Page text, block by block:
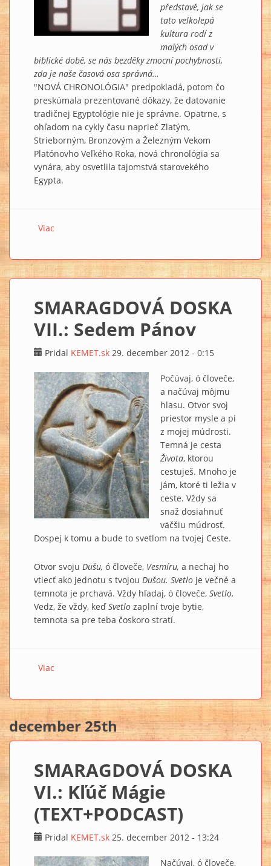
představě, jak se
tato velkolepá
kultura rodí z
malých osad v
biblické době, se nás bezděky zmocní pochybnosti,
zda je naše časová osa správná…
"NOVÁ CHRONOLÓGIA" predpokladá, potom čo
preskúmala prezentované dôkazy, že datovanie
tradičnej Egyptológie nie je správne. Opatrne, s
ohľadom na cykly času naprieč Zlatým,
Strieborným, Bronzovým a Železným Vekom
Platónovho Veľkého Roka, nová chronológia sa
vynára, aby osvetlila tajomstvá starovekého
Egypta.
Viac
SMARAGDOVÁ DOSKA
VII.: Sedem Pánov
Pridal KEMET.sk 29. december 2012 - 0:15
Počúvaj, ó človeče,
a načúvaj môjmu
hlasu. Otvor svoj
priestor mysle a pi
z mojej múdrosti.
Temná je cesta
Života, ktorou
cestuješ. Mnoho je
jám, ktoré ti ležia v
ceste. Vždy sa
snaž dosiahnuť
väčšiu múdrosť.
Dospej k tomu a bude to svetlom na tvojej Ceste.
Otvor svoju Dušu, ó človeče, Vesmíru, a nechaj ho
vtiecť ako jednotu s tvojou Dušou. Svetlo je večné a
temnota je prchavá. Vždy hľadaj, ó človeče, Svetlo.
Vedz, že vždy, keďSvetlo zaplní tvoje bytie,
temnota sa pre teba čoskoro stratí.
Viac
december 25th
SMARAGDOVÁ DOSKA
VI.: Kľúč Mágie
(TEXT+PODCAST)
Pridal KEMET.sk 25. december 2012 - 13:24
Načúvaj, ó človeče,